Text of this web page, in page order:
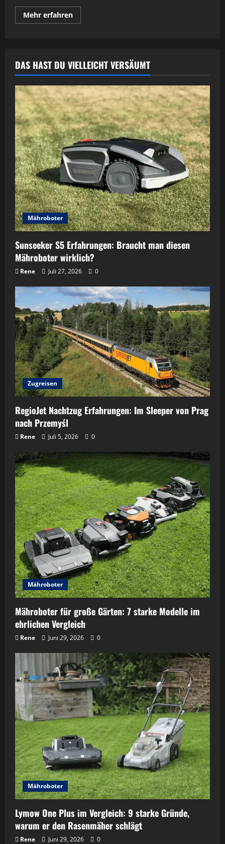
Mehr erfahrenMehr
Informationen
–
von
Berlin
zum
Balaton
DAS HAST DU VIELLEICHT VERSÄUMT
Mähroboter
Sunseeker S5 Erfahrungen: Braucht man diesen
Mähroboter wirklich?
Rene Juli 27, 2026 0
Zugreisen
RegioJet Nachtzug Erfahrungen: Im Sleeper von Prag
nach Przemyśl
Rene Juli 5, 2026 0
Mähroboter
Mähroboter für große Gärten: 7 starke Modelle im
ehrlichen Vergleich
Rene Juni 29, 2026 0
Mähroboter
Lymow One Plus im Vergleich: 9 starke Gründe,
warum er den Rasenmäher schlägt
Rene Juni 29, 2026 0